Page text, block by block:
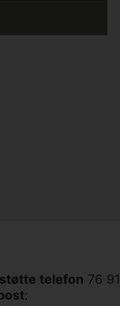
telefon 76 91
: